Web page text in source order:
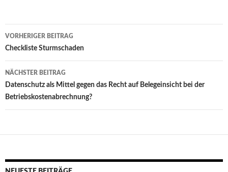
Beitragsnavigation
VORHERIGER BEITRAG
Checkliste Sturmschaden
NÄCHSTER BEITRAG
Datenschutz als Mittel gegen das Recht auf Belegeinsicht bei der
Betriebskostenabrechnung?